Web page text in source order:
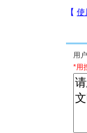
用
*用